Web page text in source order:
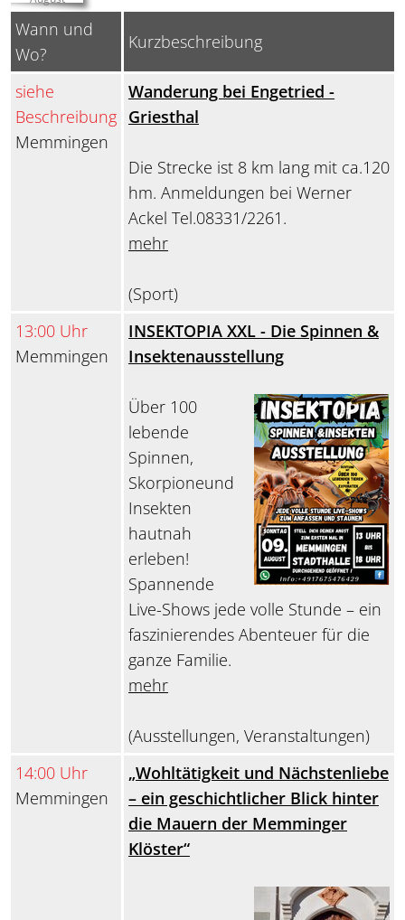
Wann und
Wo?
Kurzbeschreibung
siehe
Beschreibung
Memmingen
Wanderung bei Engetried -
Griesthal
Die Strecke ist 8 km lang mit ca.120
hm. Anmeldungen bei Werner
Ackel Tel.08331/2261.
mehr
(Sport)
13:00 Uhr
Memmingen
INSEKTOPIA XXL - Die Spinnen &
Insektenausstellung
Über 100
lebende
Spinnen,
Skorpioneund
Insekten
hautnah
erleben!
Spannende
Live-Shows jede volle Stunde – ein
faszinierendes Abenteuer für die
ganze Familie.
mehr
(Ausstellungen, Veranstaltungen)
14:00 Uhr
Memmingen
„Wohltätigkeit und Nächstenliebe
– ein geschichtlicher Blick hinter
die Mauern der Memminger
Klöster“